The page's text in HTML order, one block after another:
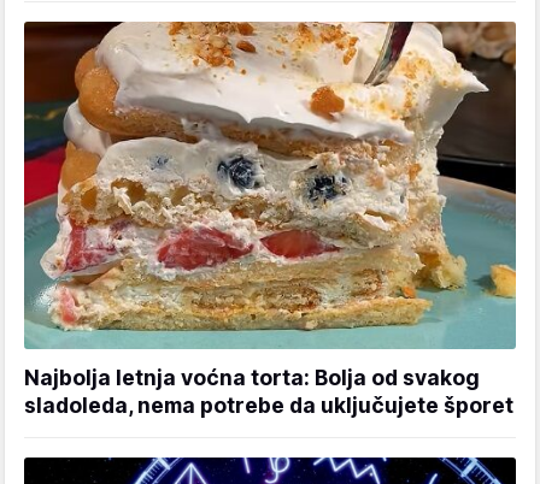
Najbolja letnja voćna torta: Bolja od svakog
sladoleda, nema potrebe da uključujete šporet